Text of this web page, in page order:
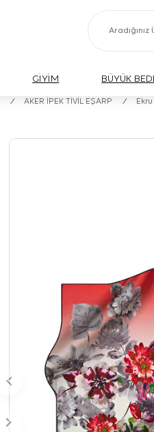
GİYİM BÜYÜK
/ AKER İPEK TİVİL EŞARP /